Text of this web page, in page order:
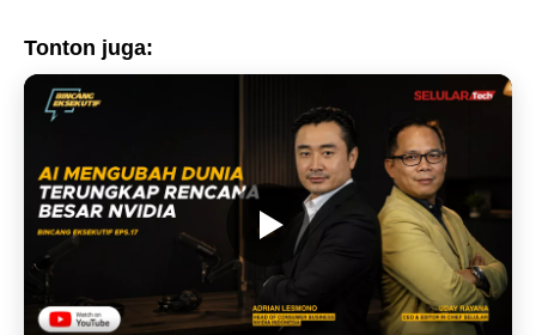
Tonton juga: